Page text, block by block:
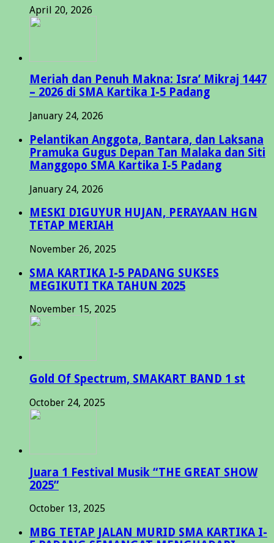
April 20, 2026
Meriah dan Penuh Makna: Isra’ Mikraj 1447
– 2026 di SMA Kartika I-5 Padang
January 24, 2026
Pelantikan Anggota, Bantara, dan Laksana
Pramuka Gugus Depan Tan Malaka dan Siti
Manggopo SMA Kartika I-5 Padang
January 24, 2026
MESKI DIGUYUR HUJAN, PERAYAAN HGN
TETAP MERIAH
November 26, 2025
SMA KARTIKA I-5 PADANG SUKSES
MEGIKUTI TKA TAHUN 2025
November 15, 2025
Gold Of Spectrum, SMAKART BAND 1 st
October 24, 2025
Juara 1 Festival Musik “THE GREAT SHOW
2025”
October 13, 2025
MBG TETAP JALAN MURID SMA KARTIKA I-